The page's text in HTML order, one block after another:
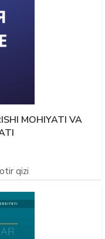
MOHIYATI VA
qizi